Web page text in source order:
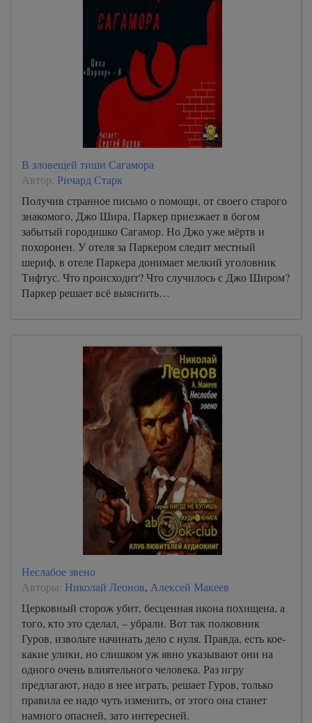
В зловещей тиши Сагамора
Автор: Ричард Старк
Получив странное письмо о помощи, от своего старого
знакомого, Джо Шира, Паркер приезжает в богом
забытый городишко Сагамор. Но Джо уже мёртв и
похоронен. У отеля за Паркером следит местный
шериф, в отеле Паркера донимает мелкий уголовник
Тифтус. Что происходит? Что случилось с Джо Широм?
Паркер решает всё выяснить…
Неслабое звено
Авторы: Николай Леонов, Алексей Макеев
Церковный сторож убит, бесценная икона похищена, а
того, кто это сделал, – убрали. Вот так полковник
Гуров, извольте начинать дело с нуля. Правда, есть кое-
какие улики, но слишком уж явно указывают они на
одного очень влиятельного человека. Раз игру
предлагают, надо в нее играть, решает Гуров, только
правила ее надо чуть изменить, от этого она станет
намного опасней, зато интересней.